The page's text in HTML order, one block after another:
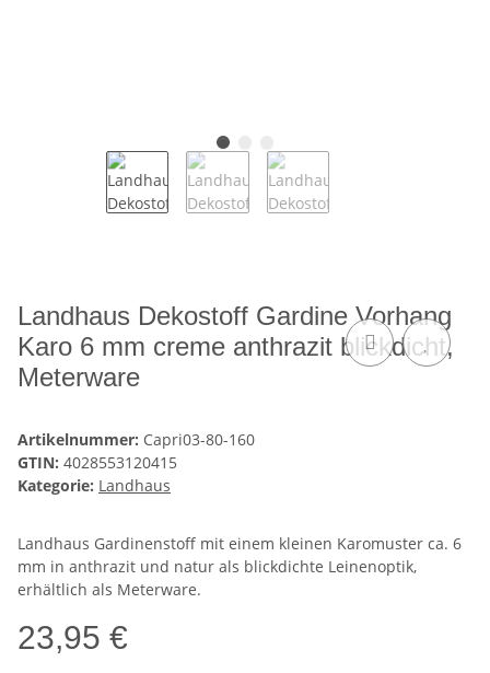
Landhaus Dekostoff Gardine Vorhang
Karo 6 mm creme anthrazit blickdicht,
Meterware
Artikelnummer: Capri03-80-160
GTIN: 4028553120415
Kategorie: Landhaus
Landhaus Gardinenstoff mit einem kleinen Karomuster ca. 6
mm in anthrazit und natur als blickdichte Leinenoptik,
erhältlich als Meterware.
23,95 €